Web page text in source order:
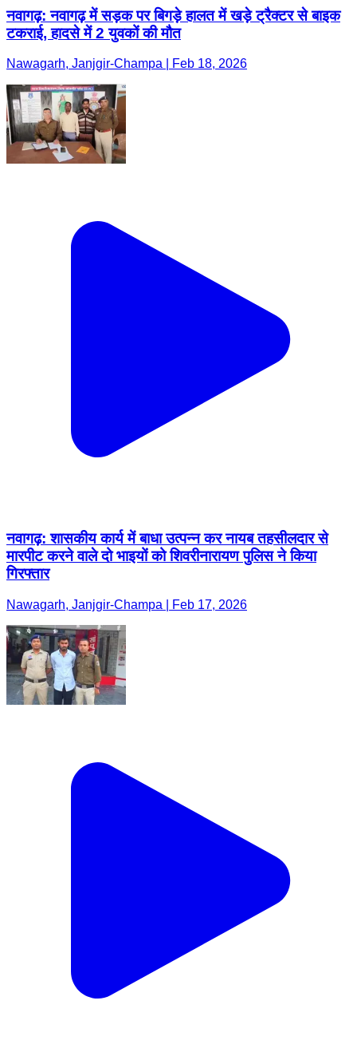
नवागढ़: नवागढ़ में सड़क पर बिगड़े हालत में खड़े ट्रैक्टर से बाइक
टकराई, हादसे में 2 युवकों की मौत
Nawagarh, Janjgir-Champa | Feb 18, 2026
नवागढ़: शासकीय कार्य में बाधा उत्पन्न कर नायब तहसीलदार से
मारपीट करने वाले दो भाइयों को शिवरीनारायण पुलिस ने किया
गिरफ्तार
Nawagarh, Janjgir-Champa | Feb 17, 2026